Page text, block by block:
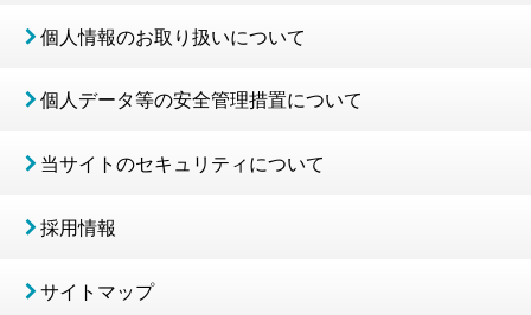
個人情報のお取り扱いについて
個人データ等の安全管理措置について
当サイトのセキュリティについて
採用情報
サイトマップ